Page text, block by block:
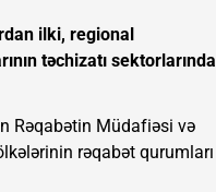
ilki, regional
təchizatı sektorlarında
Rəqabətin Müdafiəsi və
rəqabət qurumları